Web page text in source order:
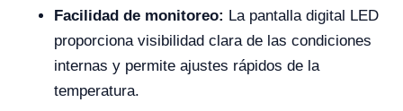
Facilidad de monitoreo: La pantalla digital LED
proporciona visibilidad clara de las condiciones
internas y permite ajustes rápidos de la
temperatura.